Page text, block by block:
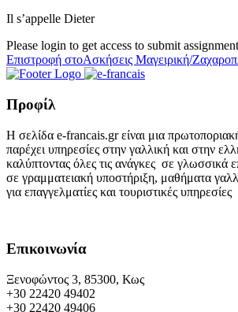
Il s’appelle Dieter
Please login to get access to submit assignment
Επιστροφή στοΑσκήσεις Μαγειρική/
Προφίλ
Η σελίδα e-francais.gr είναι μια
παρέχει υπηρεσίες στην γαλλική και στην
καλύπτοντας όλες τις ανάγκες σε γλωσσικά
σε γραμματειακή υποστήριξη, μαθήματα
για επαγγελματίες και τουριστικές υπηρεσίες
Επικοινωνία
Ξενοφώντος 3, 85300, Κως
+30 22420 49402
+30 22420 49406